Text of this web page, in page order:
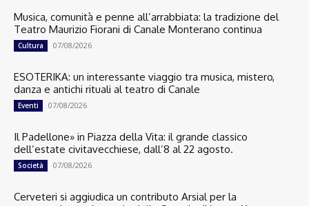
Musica, comunità e penne all’arrabbiata: la tradizione del
Teatro Maurizio Fiorani di Canale Monterano continua
Cultura 07/08/2026
ESOTERIKA: un interessante viaggio tra musica, mistero,
danza e antichi rituali al teatro di Canale
Eventi 07/08/2026
Il Padellone» in Piazza della Vita: il grande classico
dell’estate civitavecchiese, dall’8 al 22 agosto.
Società 07/08/2026
Cerveteri si aggiudica un contributo Arsial per la